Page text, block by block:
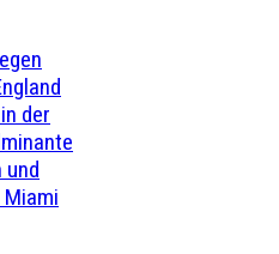
der
und